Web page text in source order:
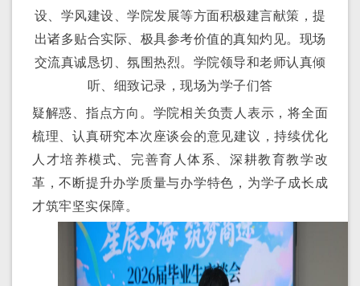
设、学风建设、学院发展等方面积极建言献策，提
出诸多贴合实际、极具参考价值的真知灼见。现场
交流真诚恳切、氛围热烈。学院领导和老师认真倾
听、细致记录，现场为学子们答
疑解惑、指点方向。学院相关负责人 表示，将全面
梳理、认真研究本次座谈会的意见建议，持续优化
人才培养模式、完善育人体系、深耕教育教学改
革，不断提升办学质量与办学特色，为学子成长成
才筑牢坚实保障。